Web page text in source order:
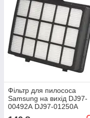
Фільтр для пилососа
Samsung на вихід DJ97-
00492А DJ97-01250A